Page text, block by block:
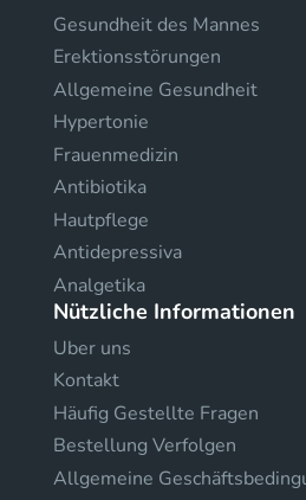
Gesundheit des Mannes
Erektionsstörungen
Allgemeine Gesundheit
Hypertonie
Frauenmedizin
Antibiotika
Hautpflege
Antidepressiva
Analgetika
Nützliche Informationen
Uber uns
Kontakt
Häufig Gestellte Fragen
Bestellung Verfolgen
Allgemeine